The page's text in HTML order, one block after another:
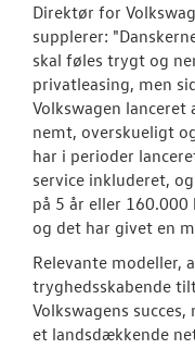
Direktør for
supplerer:
skal føles trygt og
privatleasing, men
Volkswagen
nemt, overskueligt
har i perioder
service inkluderet,
på 5 år eller
og det har givet en
Relevante modeller,
tryghedsskabende
Volkswagens
et landsdækkende